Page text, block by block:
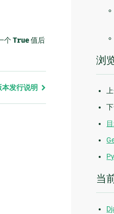
个True值后
发行说明
浏
当